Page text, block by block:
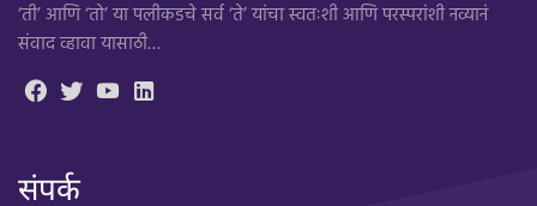
‘ती’ आणि ‘तो’ या पलीकडचे सर्व ‘ते’ यांचा स्वतःशी आणि परस्परांशी नव्यानं
संवाद व्हावा यासाठी…
संपर्क